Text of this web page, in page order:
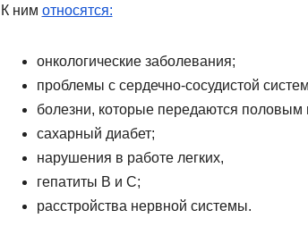
К ним относятся:
онкологические заболевания;
проблемы с сердечно-сосудистой
болезни, которые передаются половым
сахарный диабет;
нарушения в работе легких,
гепатиты B и С;
расстройства нервной системы.